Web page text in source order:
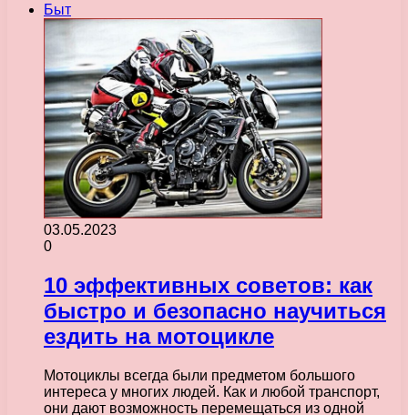
Быт
03.05.2023
0
10 эффективных советов: как
быстро и безопасно научиться
ездить на мотоцикле
Мотоциклы всегда были предметом большого
интереса у многих людей. Как и любой транспорт,
они дают возможность перемещаться из одной